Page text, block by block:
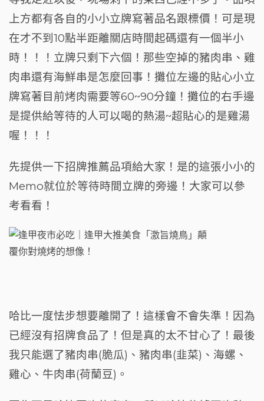
上方都有各自的小小立牌寫著品名跟標價！可是現
在才不到10點半距離關店時間起碼還有一個半小
時！！！立牌只剩下六個！那些空掉的豬肉串、雞
肉串還有海鮮串是怎麼回事！攤位左邊的貼心小立
牌寫著目前烤肉需要等60~90分鐘！攤位的右手邊
是提供給等待的人可以喝的熱湯~超貼心的是雞湯
喔！！！
先提供一下招牌推薦品項給大家！是的這張小小的
Memo就位於等待時間立牌的旁邊！大家可以參
考看看！
哈比一度怯步想要離開了！這樣會不會失準！因為
已經沒有招牌食品了！但是真的太不甘心了！最後
我只能選了豬肉串(脆瓜)、豬肉串(韭菜)、海螺、
雞心、牛肉串(荷蘭豆)。